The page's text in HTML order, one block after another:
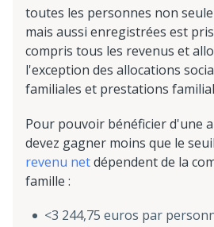
toutes les personnes non
mais aussi enregistrées est
compris tous les revenus et
l'exception des allocations
familiales et prestations
Pour pouvoir bénéficier d'une
devez gagner moins que le
revenu netdépendent de la
famille :
<3 244,75 euros par